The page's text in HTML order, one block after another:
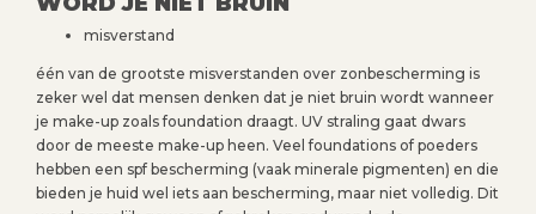
misverstand
één van de grootste misverstanden over zonbescherming is
zeker wel dat mensen denken dat je niet bruin wordt wanneer
je make-up zoals foundation draagt. UV straling gaat dwars
door de meeste make-up heen. Veel foundations of poeders
hebben een spf bescherming (vaak minerale pigmenten) en die
bieden je huid wel iets aan bescherming, maar niet volledig. Dit